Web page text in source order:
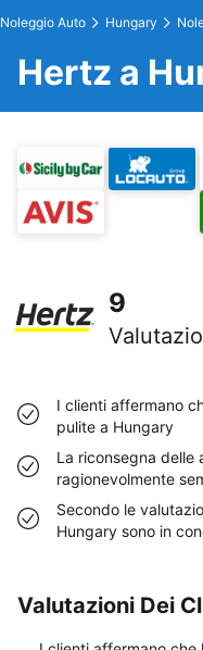
Noleggio Auto Hungary
Hertz a
9
I clienti affermano
pulite a Hungary
La riconsegna delle
ragionevolmente
Secondo le
Hungary sono in
Valutazioni Dei